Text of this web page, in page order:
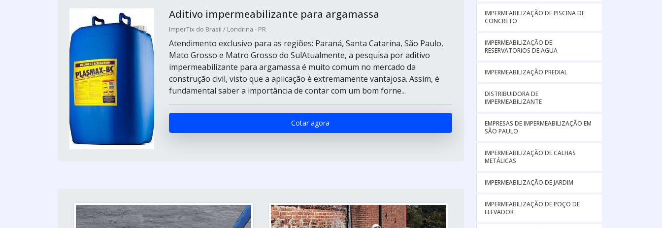
Aditivo impermeabilizante para argamassa
ImperTix do Brasil / Londrina - PR
Atendimento exclusivo para as regiões: Paraná, Santa Catarina, São Paulo,
Mato Grosso e Matro Grosso do SulAtualmente, a pesquisa por aditivo
impermeabilizante para argamassa é muito comum no mercado da
construção civil, visto que a aplicação é extremamente vantajosa. Assim, é
fundamental saber a importância de contar com um bom forne...
Cotar agora
IMPERMEABILIZAÇÃO DE PISCINA DE
CONCRETO
IMPERMEABILIZAÇÃO DE
RESERVATORIOS DE AGUA
IMPERMEABILIZAÇÃO PREDIAL
DISTRIBUIDORA DE
IMPERMEABILIZANTE
EMPRESAS DE IMPERMEABILIZAÇÃO EM
SÃO PAULO
IMPERMEABILIZAÇÃO DE CALHAS
METÁLICAS
IMPERMEABILIZAÇÃO DE JARDIM
IMPERMEABILIZAÇÃO DE POÇO DE
ELEVADOR